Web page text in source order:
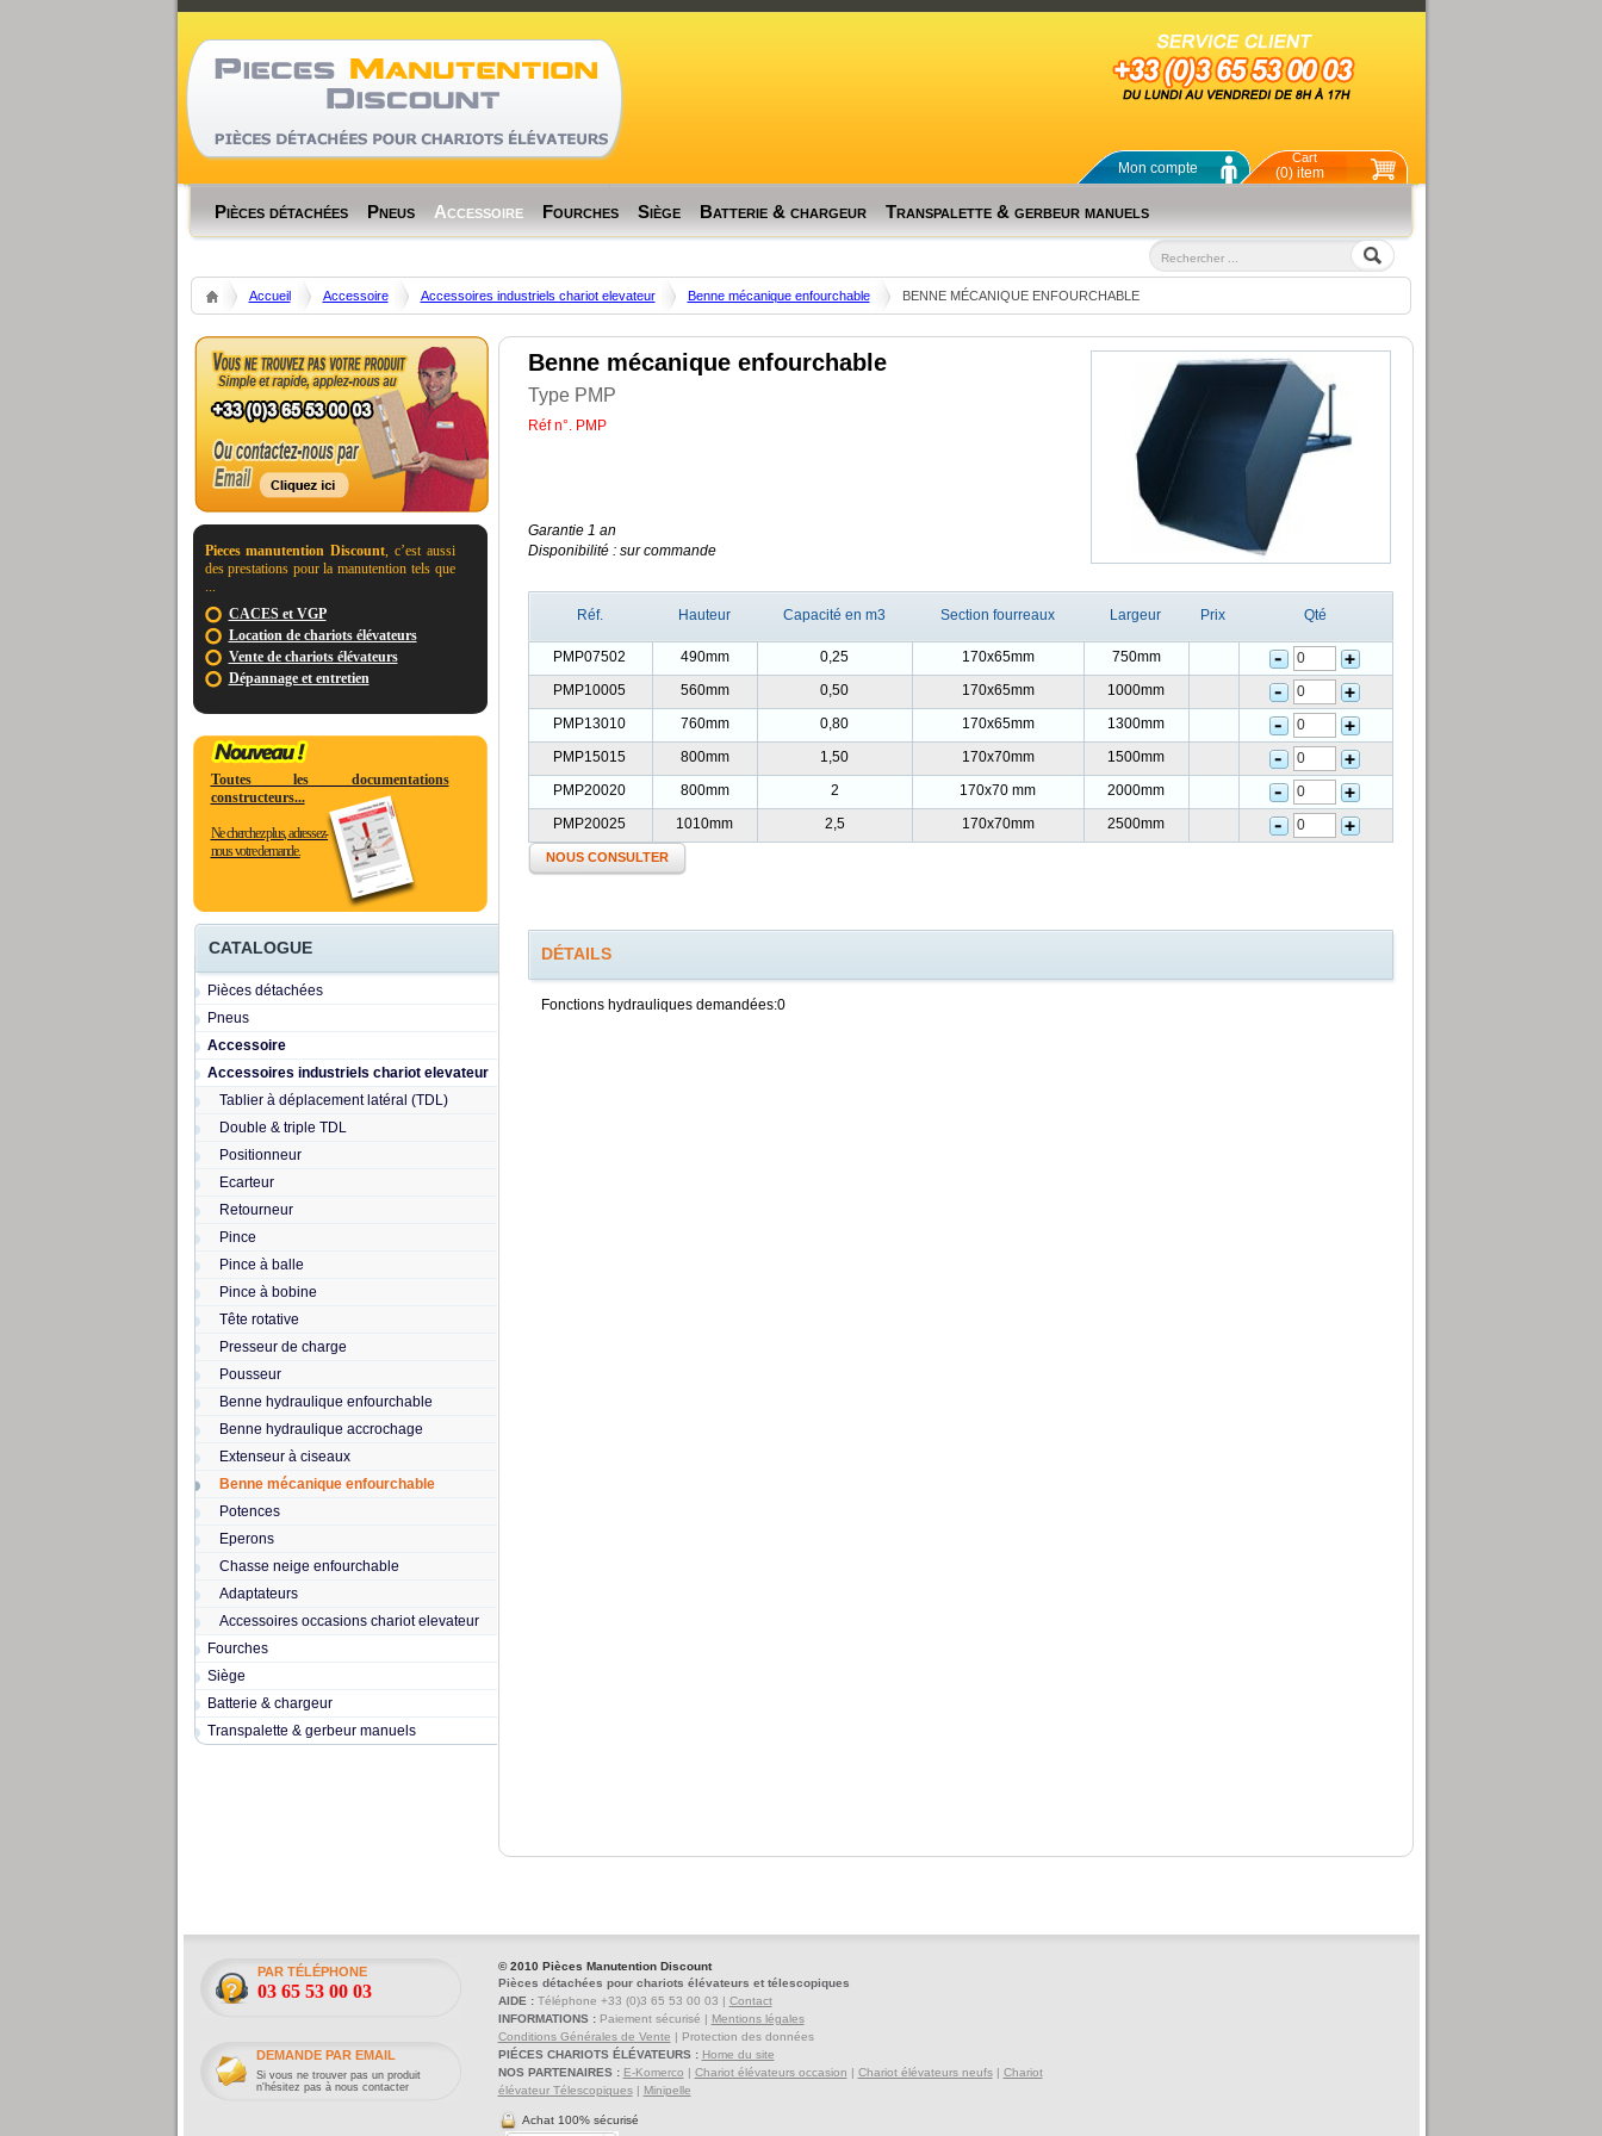
Mon compte
Cart
(0) item
Pièces détachées Pneus Accessoire Fourches Siège Batterie & chargeur Transpalette & gerbeur manuels
Accueil Accessoire Accessoires industriels chariot elevateur Benne mécanique enfourchable BENNE MÉCANIQUE ENFOURCHABLE
Benne mécanique enfourchable
Type PMP
Réf n°. PMP
Garantie 1 an
Disponibilité : sur commande
Réf. Hauteur Capacité en m3 Section fourreaux Largeur Prix Qté
PMP07502 490mm 0,25 170x65mm
750mm
PMP10005
560mm 0,50 170x65mm
1000mm
PMP13010
760mm 0,80 170x65mm
1300mm
PMP15015
800mm 1,50 170x70mm
1500mm
PMP20020
800mm 2 170x70 mm
2000mm
PMP20025
1010mm 2,5 170x70mm 2500mm
NOUS CONSULTER
DÉTAILS
Fonctions hydrauliques demandées:0
Pieces manutention Discount, c’est aussi
des prestations pour la manutention tels que
...
CACES et VGP
Location de chariots élévateurs
Vente de chariots élévateurs
Dépannage et entretien
Toutes les documentations
constructeurs...
Ne cherchez plus, adressez-
nous votre demande.
CATALOGUE
Pièces détachées
Pneus
Accessoire
Accessoires industriels chariot elevateur
Tablier à déplacement latéral (TDL)
Double & triple TDL
Positionneur
Ecarteur
Retourneur
Pince
Pince à balle
Pince à bobine
Tête rotative
Presseur de charge
Pousseur
Benne hydraulique enfourchable
Benne hydraulique accrochage
Extenseur à ciseaux
Benne mécanique enfourchable
Potences
Eperons
Chasse neige enfourchable
Adaptateurs
Accessoires occasions chariot elevateur
Fourches
Siège
Batterie & chargeur
Transpalette & gerbeur manuels
PAR TÉLÉPHONE
03 65 53 00 03
DEMANDE PAR EMAIL
Si vous ne trouver pas un produit
n'hésitez pas à nous contacter
© 2010 Pièces Manutention Discount
Pièces détachées pour chariots élévateurs et télescopiques
AIDE :Téléphone +33 (0)3 65 53 00 03 | Contact
INFORMATIONS :Paiement sécurisé | Mentions légales
Conditions Générales de Vente | Protection des données
PIÉCES CHARIOTS ÉLÉVATEURS : Home du site
NOS PARTENAIRES : E-Komerco | Chariot élévateurs occasion | Chariot élévateurs neufs| Chariot
élévateur Télescopiques| Minipelle
Achat 100% sécurisé
[profiler]
Emalloc RealMem